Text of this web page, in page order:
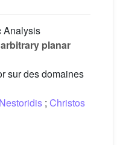
Analysis
planar
sur des domaines
; Christos